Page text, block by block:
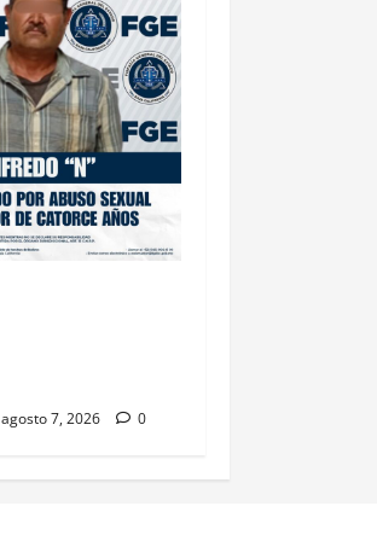
agosto 7, 2026 0